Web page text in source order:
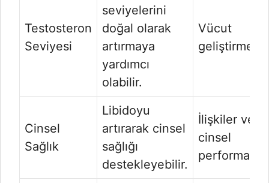
Testosteron
Seviyesi
seviyelerini
doğal olarak
artırmaya
yardımcı
olabilir.
Vücut
geliştirme
Cinsel
Sağlık
Libidoyu
artırarak cinsel
sağlığı
destekleyebilir.
İlişkiler ve
cinsel
performans